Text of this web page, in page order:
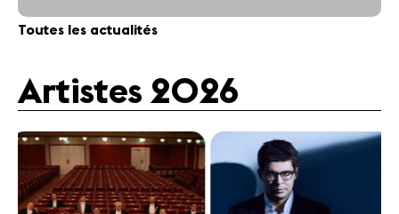
Toutes les actualités
Artistes 2026